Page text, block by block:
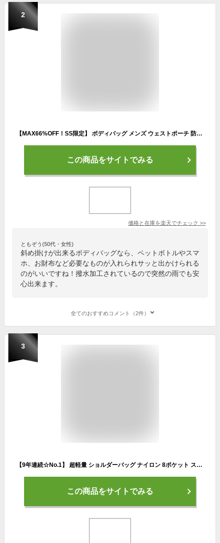
2
【MAX66%OFF！SS限定】 ボディバッグ メンズ ウェストポーチ 防水 小さめ 斜めがけ 斜め掛け バッグ スリングバッグ ワン ショルダーバッグ ウェストバッグ 軽量 レディース かっこいい 撥水 肩掛け おしゃれ 男性 薄型 スモール ウェスト ミニ ボディー バッグ 兼用
この商品をサイトでみる
価格と在庫を楽天でチェック >>
ともぞう(50代・女性)
斜め掛けが出来るボディバッグなら、ペットボトルやスマ
ホ、お財布など必要なものが入れられサッと出かけられる
のがいいですね！撥水加工されているので突然の雨でも安
心出来ます。
全てのおすすめコメント（2件）
3
【9年連続☆No.1】 超軽量 ショルダーバッグ ナイロン 8ポケット スキミング 防止 撥水 軽い 斜めがけ バッグ サコッシュ ウエストバッグ メンズ レディース 小型 収納 ボディバッグ 人気 カバン ブランド アウトドア 旅行 散歩 トラベル ビジネス 社会人 プレゼント / SHB1
この商品をサイトでみる